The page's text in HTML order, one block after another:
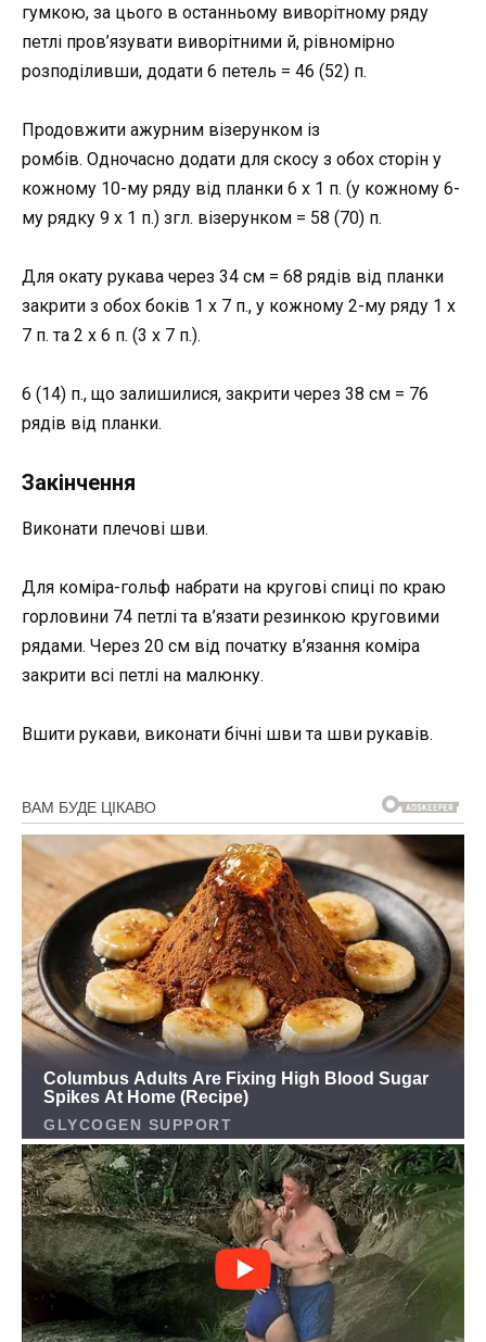
гумкою, за цього в останньому виворітному ряду
петлі пров’язувати виворітними й, рівномірно
розподіливши, додати 6 петель = 46 (52) п.
Продовжити ажурним візерунком із
ромбів. Одночасно додати для скосу з обох сторін у
кожному 10-му ряду від планки 6 x 1 п. (у кожному 6-
му рядку 9 x 1 п.) згл. візерунком = 58 (70) п.
Для окату рукава через 34 см = 68 рядів від планки
закрити з обох боків 1 x 7 п., у кожному 2-му ряду 1 x
7 п. та 2 x 6 п. (3 x 7 п.).
6 (14) п., що залишилися, закрити через 38 см = 76
рядів від планки.
Закінчення
Виконати плечові шви.
Для коміра-гольф набрати на кругові спиці по краю
горловини 74 петлі та в’язати резинкою круговими
рядами. Через 20 см від початку в’язання коміра
закрити всі петлі на малюнку.
Вшити рукави, виконати бічні шви та шви рукавів.